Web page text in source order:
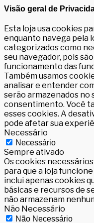
Visão geral de
Esta loja usa cookies
enquanto navega pela
categorizados como
seu navegador, pois
funcionamento das
Também usamos
analisar e entender
serão armazenados no
consentimento. Você
esses cookies. A
pode afetar sua
Necessário
Necessário
Sempre ativado
Os cookies
para que a loja
inclui apenas cookies
básicas e recursos de
não armazenam
Não Necessário
Não Necessário